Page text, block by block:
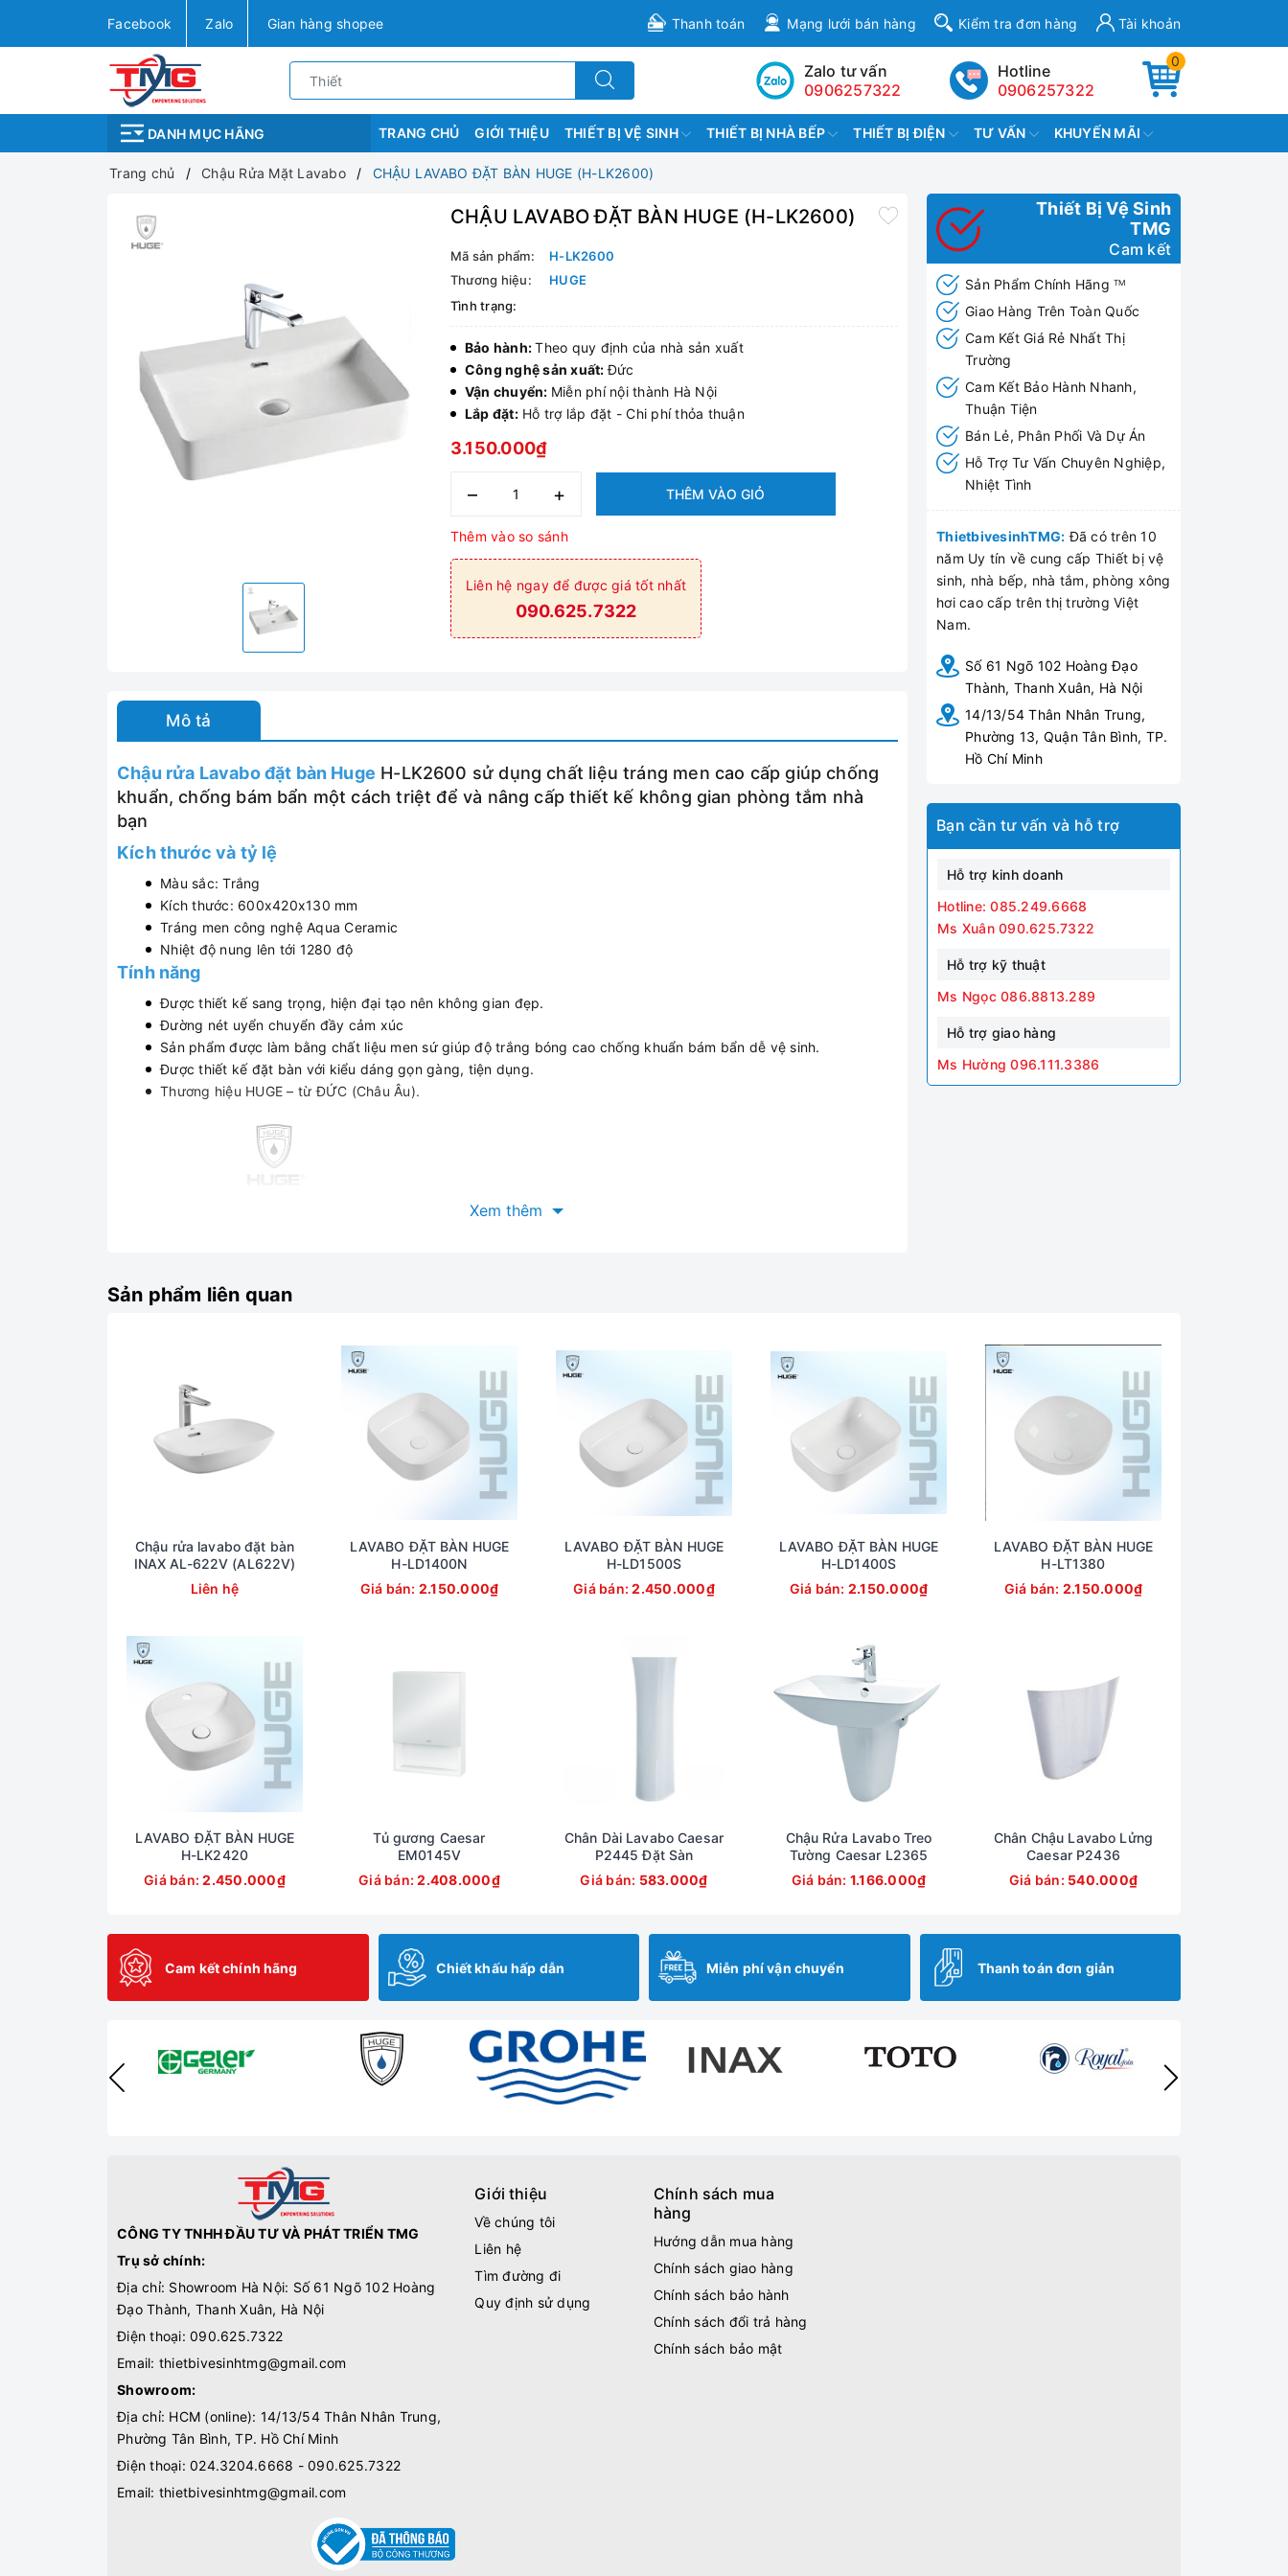
Facebook Zalo Gian hàng shopee Thanh toán Mạng lưới bán hàng Kiểm tra đơn hàng Tài khoản
0
Hotline
0906257322
Zalo tư vấn
0906257322
DANH MỤC HÃNG TRANG CHỦ GIỚI THIỆU THIẾT BỊ VỆ SINH THIẾT BỊ NHÀ BẾP THIẾT BỊ ĐIỆN TƯ VẤN KHUYẾN MÃI
Trang chủ Chậu Rửa Mặt Lavabo CHẬU LAVABO ĐẶT BÀN HUGE (H-LK2600)
CHẬU LAVABO ĐẶT BÀN HUGE (H-LK2600)
Mã sản phẩm:
H-LK2600
Thương hiệu:
HUGE
Tình trạng:
Bảo hành:Theo quy định của nhà sản xuất
Công nghệ sản xuất:Đức
Vận chuyển: Miễn phí nội thành Hà Nội
Lắp đặt:Hỗ trợ lắp đặt - Chi phí thỏa thuận
3.150.000₫
– + THÊM VÀO GIỎ
Thêm vào so sánh
Liên hệ ngay để được giá tốt nhất
090.625.7322
Mô tả
Chậu rửa Lavabo đặt bàn Huge H-LK2600 sử dụng chất liệu tráng men cao cấp giúp chống
khuẩn, chống bám bẩn một cách triệt để và nâng cấp thiết kế không gian phòng tắm nhà
bạn
Kích thước và tỷ lệ
Màu sắc: Trắng
Kích thước: 600x420x130 mm
Tráng men công nghệ Aqua Ceramic
Nhiệt độ nung lên tới 1280 độ
Tính năng
Được thiết kế sang trọng, hiện đại tạo nên không gian đẹp.
Đường nét uyển chuyển đầy cảm xúc
Sản phẩm được làm bằng chất liệu men sứ giúp độ trắng bóng cao chống khuẩn bám bẩn dễ vệ sinh.
Được thiết kế đặt bàn với kiểu dáng gọn gàng, tiện dụng.
Thương hiệu HUGE – từ ĐỨC (Châu Âu).
Xem thêm
Thiết Bị Vệ Sinh
TMG
Cam kết
Sản Phẩm Chính Hãng TM
Giao Hàng Trên Toàn Quốc
Cam Kết Giá Rẻ Nhất Thị
Trường
Cam Kết Bảo Hành Nhanh,
Thuận Tiện
Bán Lẻ, Phân Phối Và Dự Án
Hỗ Trợ Tư Vấn Chuyên Nghiệp,
Nhiệt Tình
ThietbivesinhTMG: Đã có trên 10
năm Uy tín về cung cấp Thiết bị vệ
sinh, nhà bếp, nhà tắm, phòng xông
hơi cao cấp trên thị trường Việt
Nam.
Số 61 Ngõ 102 Hoàng Đạo
Thành, Thanh Xuân, Hà Nội
14/13/54 Thân Nhân Trung,
Phường 13, Quận Tân Bình, TP.
Hồ Chí Minh
Bạn cần tư vấn và hỗ trợ
Hỗ trợ kinh doanh
Hotline: 085.249.6668
Ms Xuân 090.625.7322
Hỗ trợ kỹ thuật
Ms Ngọc 086.8813.289
Hỗ trợ giao hàng
Ms Hường 096.111.3386
Sản phẩm liên quan
Chậu rửa lavabo đặt bàn
INAX AL-622V (AL622V)
Liên hệ
LAVABO ĐẶT BÀN HUGE
H-LD1400N
Giá bán: 2.150.000₫
LAVABO ĐẶT BÀN HUGE
H-LD1500S
Giá bán:2.450.000₫
LAVABO ĐẶT BÀN HUGE
H-LD1400S
Giá bán: 2.150.000₫
LAVABO ĐẶT BÀN HUGE
H-LT1380
Giá bán: 2.150.000₫
LAVABO ĐẶT BÀN HUGE
H-LK2420
Giá bán:2.450.000₫
Tủ gương Caesar
EM0145V
Giá bán:2.408.000₫
Chân Dài Lavabo Caesar
P2445 Đặt Sàn
Giá bán: 583.000₫
Chậu Rửa Lavabo Treo
Tường Caesar L2365
Giá bán: 1.166.000₫
Chân Chậu Lavabo Lửng
Caesar P2436
Giá bán: 540.000₫
Cam kết chính hãng Chiết khấu hấp dẫn Miễn phí vận chuyển Thanh toán đơn giản
CÔNG TY TNHH ĐẦU TƯ VÀ PHÁT TRIỂN TMG
Trụ sở chính:
Địa chỉ: Showroom Hà Nội: Số 61 Ngõ 102 Hoàng
Đạo Thành, Thanh Xuân, Hà Nội
Điện thoại: 090.625.7322
Email: thietbivesinhtmg@gmail.com
Showroom:
Địa chỉ: HCM (online): 14/13/54 Thân Nhân Trung,
Phường Tân Bình, TP. Hồ Chí Minh
Điện thoại: 024.3204.6668 - 090.625.7322
Email: thietbivesinhtmg@gmail.com
Giới thiệu
Về chúng tôi
Liên hệ
Tìm đường đi
Quy định sử dụng
Chính sách mua
hàng
Hướng dẫn mua hàng
Chính sách giao hàng
Chính sách bảo hành
Chính sách đổi trả hàng
Chính sách bảo mật